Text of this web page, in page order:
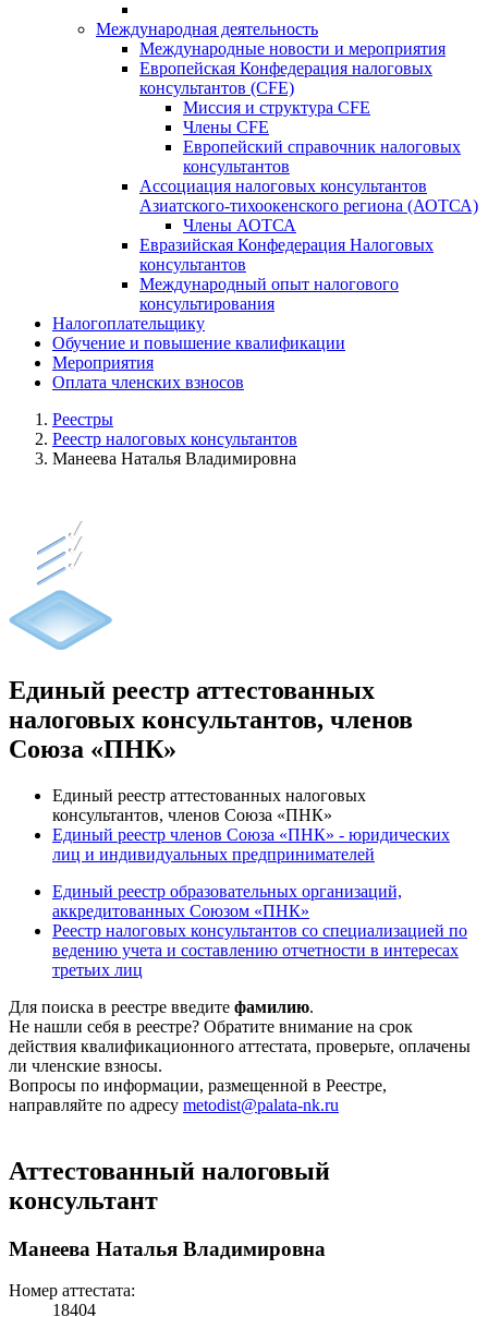
Международная деятельность
Международные новости и мероприятия
Европейская Конфедерация налоговых
консультантов (CFE)
Миссия и структура CFE
Члены CFE
Европейский справочник налоговых
консультантов
Ассоциация налоговых консультантов
Азиатского-тихоокенского региона (АОТСА)
Члены АОТСА
Евразийская Конфедерация Налоговых
консультантов
Международный опыт налогового
консультирования
Налогоплательщику
Обучение и повышение квалификации
Мероприятия
Оплата членских взносов
Реестры
Реестр налоговых консультантов
Манеева Наталья Владимировна
Единый реестр аттестованных
налоговых консультантов, членов
Союза «ПНК»
Единый реестр аттестованных налоговых
консультантов, членов Союза «ПНК»
Единый реестр членов Союза «ПНК» - юридических
лиц и индивидуальных предпринимателей
Единый реестр образовательных организаций,
аккредитованных Союзом «ПНК»
Реестр налоговых консультантов со специализацией по
ведению учета и составлению отчетности в интересах
третьих лиц
Для поиска в реестре введите фамилию.
Не нашли себя в реестре? Обратите внимание на срок
действия квалификационного аттестата, проверьте, оплачены
ли членские взносы.
Вопросы по информации, размещенной в Реестре,
направляйте по адресу metodist@palata-nk.ru
Аттестованный налоговый
консультант
Манеева Наталья Владимировна
Номер аттестата:
18404